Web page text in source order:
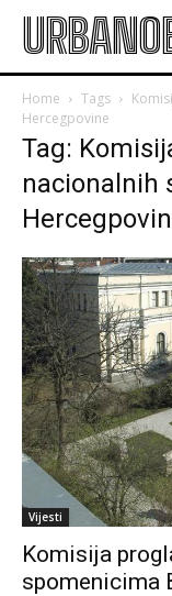
Home Tags
Hercegpovine
Tag:
nacionalnih
Vijesti
Komisija
spomenicima